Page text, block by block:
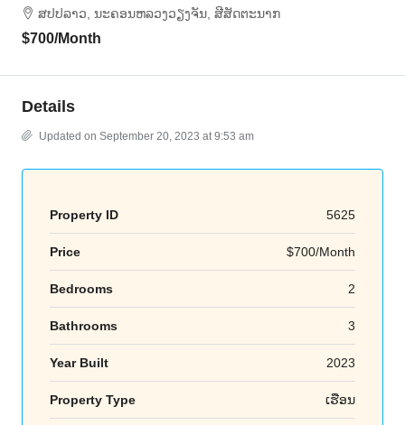
ສ​ປ​ປ​ລາວ, ນະຄອນຫລວງວຽງຈັນ, ສີສັດຕະນາກ
$700/Month
Details
Updated on September 20, 2023 at 9:53 am
Property ID 5625
Price $700/Month
Bedrooms 2
Bathrooms 3
Year Built 2023
Property Type ເຮືອນ